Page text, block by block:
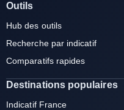
Outils
Hub des outils
Recherche par indicatif
Comparatifs rapides
Destinations populaires
Indicatif France